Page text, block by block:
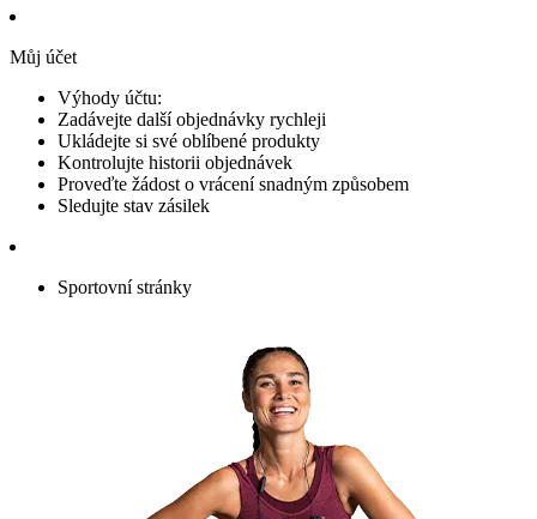
Můj účet
Výhody účtu:
Zadávejte další objednávky rychleji
Ukládejte si své oblíbené produkty
Kontrolujte historii objednávek
Proveďte žádost o vrácení snadným způsobem
Sledujte stav zásilek
Sportovní stránky